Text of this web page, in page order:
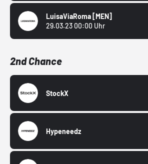
LuisaViaRoma [MEN]
29.03.23 00:00 Uhr
2nd Chance
StockX
Hypeneedz